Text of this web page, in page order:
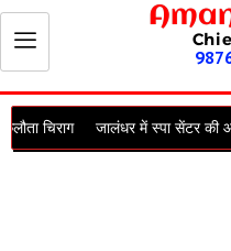
में स्पा सेंटर की आड़ में चल रहा था